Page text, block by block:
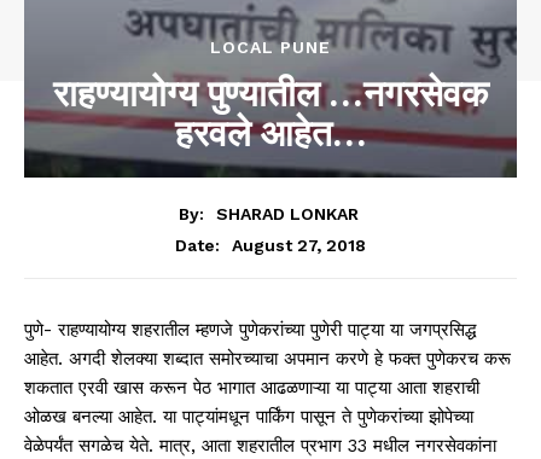
LOCAL PUNE
राहण्यायोग्य पुण्यातील …नगरसेवक
हरवले आहेत…
By:
SHARAD LONKAR
Date:
August 27, 2018
पुणे- राहण्यायोग्य शहरातील म्हणजे पुणेकरांच्या पुणेरी पाट्या या जगप्रसिद्ध
आहेत. अगदी शेलक्या शब्दात समोरच्याचा अपमान करणे हे फक्त पुणेकरच करू
शकतात एरवी खास करून पेठ भागात आढळणाऱ्या या पाट्या आता शहराची
ओळख बनल्या आहेत. या पाट्यांमधून पार्किंग पासून ते पुणेकरांच्या झोपेच्या
वेळेपर्यंत सगळेच येते. मात्र, आता शहरातील प्रभाग 33 मधील नगरसेवकांना